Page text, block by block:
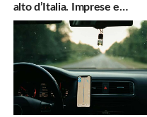
alto d’Italia. Imprese e
famiglie penalizzate